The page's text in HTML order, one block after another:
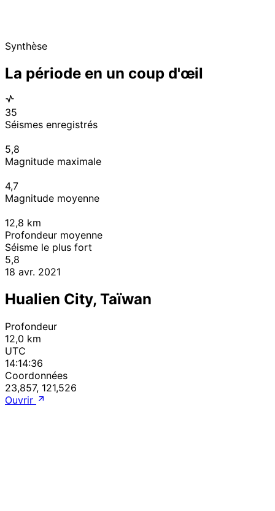
Synthèse
La période en un coup d'œil
35
Séismes enregistrés
5,8
Magnitude maximale
4,7
Magnitude moyenne
12,8 km
Profondeur moyenne
Séisme le plus fort
5,8
18 avr. 2021
Hualien City, Taïwan
Profondeur
12,0 km
UTC
14:14:36
Coordonnées
23,857, 121,526
Ouvrir